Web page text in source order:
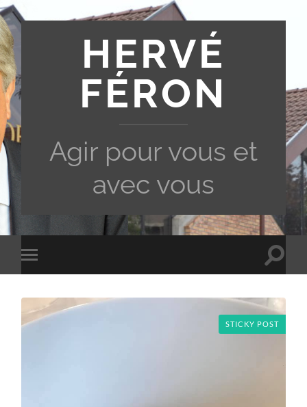
HERVÉ
FÉRON
Agir pour vous et
avec vous
Toggle
mobile
Toggle
STICKY POST